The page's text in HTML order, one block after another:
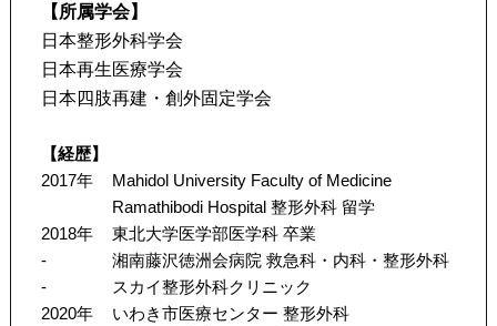
【所属学会】
日本整形外科学会
日本再生医療学会
日本四肢再建・創外固定学会
【経歴】
2017年
Mahidol University Faculty of Medicine
Ramathibodi Hospital 整形外科 留学
2018年
東北大学医学部医学科 卒業
-
湘南藤沢徳洲会病院 救急科・内科・整形外科
-
スカイ整形外科クリニック
2020年
いわき市医療センター 整形外科